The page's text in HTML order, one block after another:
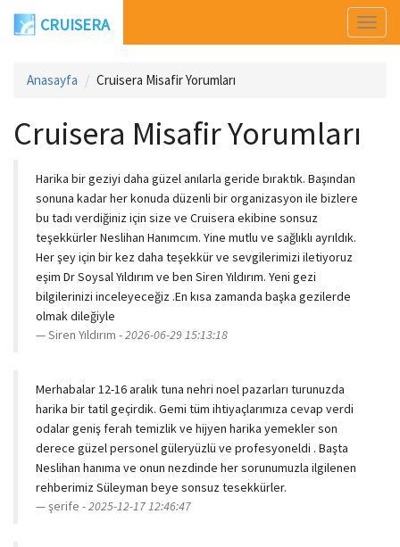
Aç
CRUISERA
Anasayfa Cruisera Misafir Yorumları
Cruisera Misafir Yorumları
Harika bir geziyi daha güzel anılarla geride bıraktık. Başından
sonuna kadar her konuda düzenli bir organizasyon ile bizlere
bu tadı verdiğiniz için size ve Cruisera ekibine sonsuz
teşekkürler Neslihan Hanımcım. Yine mutlu ve sağlıklı ayrıldık.
Her şey için bir kez daha teşekkür ve sevgilerimizi iletiyoruz
eşim Dr Soysal Yıldırım ve ben Siren Yıldırım. Yeni gezi
bilgilerinizi inceleyeceğiz .En kısa zamanda başka gezilerde
olmak dileğiyle
Siren Yıldırım -2026-06-29 15:13:18
Merhabalar 12-16 aralık tuna nehri noel pazarları turunuzda
harika bir tatil geçirdik. Gemi tüm ihtiyaçlarımıza cevap verdi
odalar geniş ferah temizlik ve hijyen harika yemekler son
derece güzel personel güleryüzlü ve profesyoneldi . Başta
Neslihan hanıma ve onun nezdinde her sorunumuzla ilgilenen
rehberimiz Süleyman beye sonsuz tesekkürler.
şerife -2025-12-17 12:46:47